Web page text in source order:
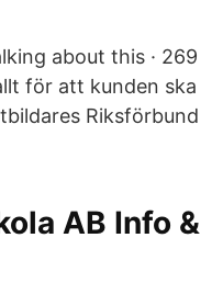
about this · 269
för att kunden ska
Riksförbund
AB Info &